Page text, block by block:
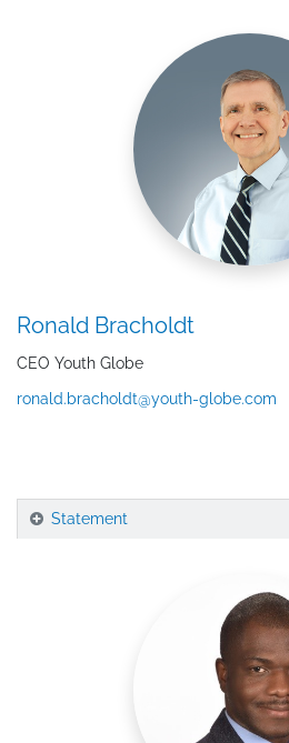
Ronald Bracholdt
CEO Youth Globe
ronald.bracholdt@youth-globe.com
Statement